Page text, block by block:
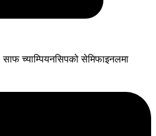
च्याम्पियनसिपको सेमिफाइनलमा